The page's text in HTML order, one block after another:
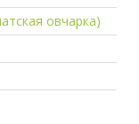
овчарка)